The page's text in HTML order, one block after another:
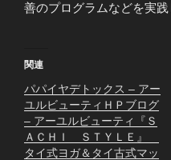
善のプログラムなどを実践
関連
パパイヤデトックス – アー
ユルビューティＨＰブログ
– アーユルビューティ『Ｓ
ＡＣＨＩ ＳＴＹＬＥ』
タイ式ヨガ＆タイ古式マッ